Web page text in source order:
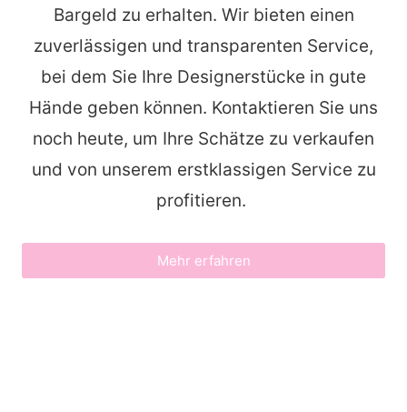
Bargeld zu erhalten. Wir bieten einen
zuverlässigen und transparenten Service,
bei dem Sie Ihre Designerstücke in gute
Hände geben können. Kontaktieren Sie uns
noch heute, um Ihre Schätze zu verkaufen
und von unserem erstklassigen Service zu
profitieren.
Mehr erfahren